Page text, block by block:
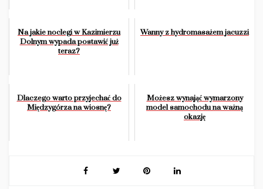
Na jakie noclegi w Kazimierzu
Dolnym wypada postawić już
teraz?
Wanny z hydromasażem jacuzzi
Dlaczego warto przyjechać do
Międzygórza na wiosnę?
Możesz wynająć wymarzony
model samochodu na ważną
okazję